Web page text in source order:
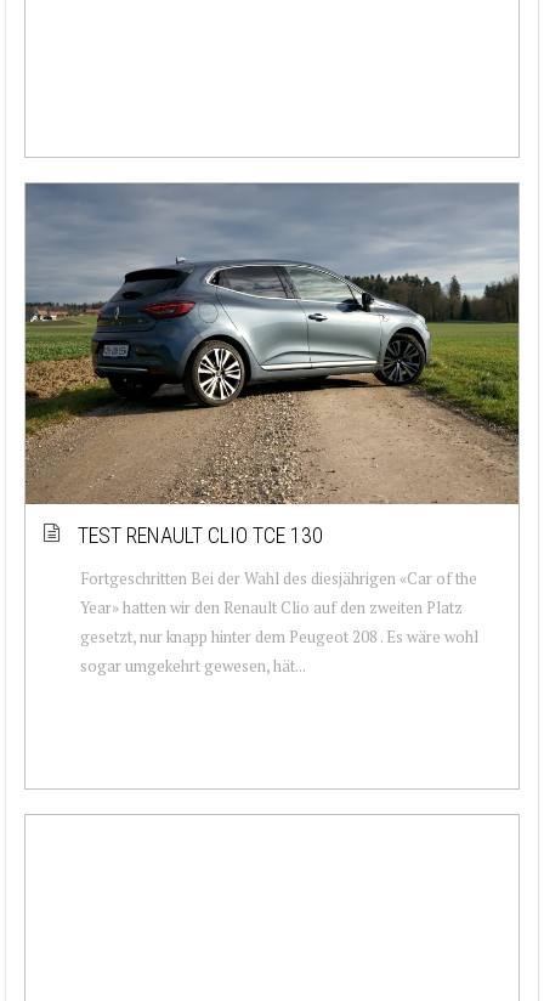
TEST RENAULT CLIO TCE 130
Fortgeschritten Bei der Wahl des diesjährigen «Car of the
Year» hatten wir den Renault Clio auf den zweiten Platz
gesetzt, nur knapp hinter dem Peugeot 208 . Es wäre wohl
sogar umgekehrt gewesen, hät...